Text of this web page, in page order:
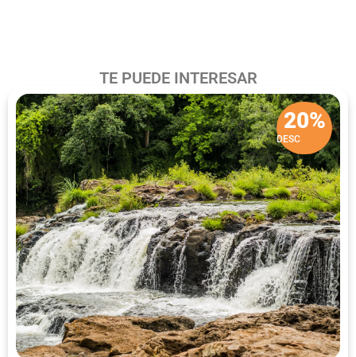
TE PUEDE INTERESAR
20%
DESC